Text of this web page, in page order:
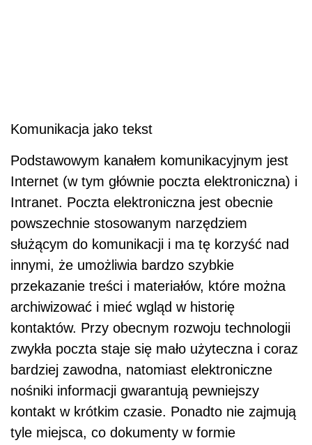
Komunikacja jako tekst
Podstawowym kanałem komunikacyjnym jest
Internet (w tym głównie poczta elektroniczna) i
Intranet. Poczta elektroniczna jest obecnie
powszechnie stosowanym narzędziem
służącym do komunikacji i ma tę korzyść nad
innymi, że umożliwia bardzo szybkie
przekazanie treści i materiałów, które można
archiwizować i mieć wgląd w historię
kontaktów. Przy obecnym rozwoju technologii
zwykła poczta staje się mało użyteczna i coraz
bardziej zawodna, natomiast elektroniczne
nośniki informacji gwarantują pewniejszy
kontakt w krótkim czasie. Ponadto nie zajmują
tyle miejsca, co dokumenty w formie